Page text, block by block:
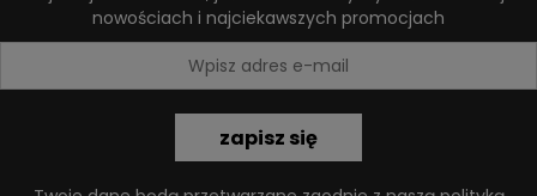
nowościach i najciekawszych promocjach
zapisz się